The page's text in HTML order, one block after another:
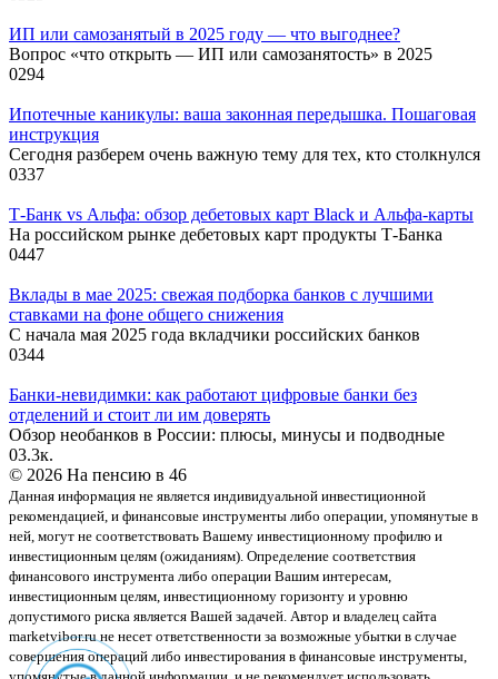
ИП или самозанятый в 2025 году — что выгоднее?
Вопрос «что открыть — ИП или самозанятость» в 2025
0294
Ипотечные каникулы: ваша законная передышка. Пошаговая
инструкция
Сегодня разберем очень важную тему для тех, кто столкнулся
0337
Т-Банк vs Альфа: обзор дебетовых карт Black и Альфа-карты
На российском рынке дебетовых карт продукты Т-Банка
0447
Вклады в мае 2025: свежая подборка банков с лучшими
ставками на фоне общего снижения
С начала мая 2025 года вкладчики российских банков
0344
Банки-невидимки: как работают цифровые банки без
отделений и стоит ли им доверять
Обзор необанков в России: плюсы, минусы и подводные
03.3к.
© 2026 На пенсию в 46
Данная информация не является индивидуальной инвестиционной
рекомендацией, и финансовые инструменты либо операции, упомянутые в
ней, могут не соответствовать Вашему инвестиционному профилю и
инвестиционным целям (ожиданиям). Определение соответствия
финансового инструмента либо операции Вашим интересам,
инвестиционным целям, инвестиционному горизонту и уровню
допустимого риска является Вашей задачей. Автор и владелец сайта
marketvibor.ru не несет ответственности за возможные убытки в случае
совершения операций либо инвестирования в финансовые инструменты,